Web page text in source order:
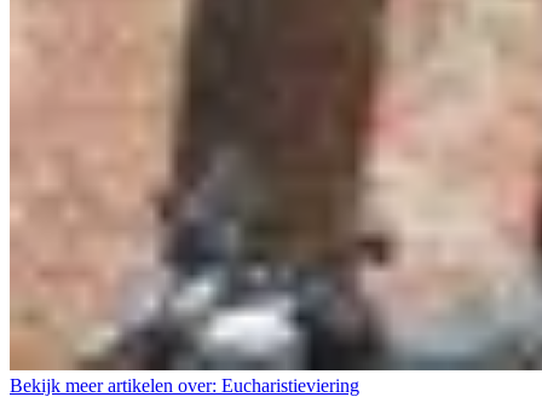
Bekijk meer artikelen over: Eucharistieviering